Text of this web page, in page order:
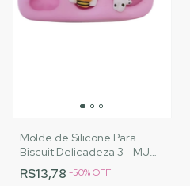
Molde de Silicone Para
Biscuit Delicadeza 3 - MJ
Artesanatos |Cód. 3114
R$13,78 -50%OFF